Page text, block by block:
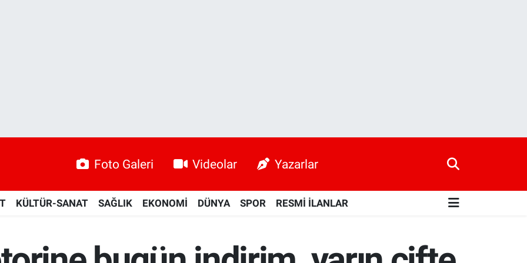
Foto Galeri Videolar Yazarlar
KÜLTÜR-SANAT SAĞLIK EKONOMİ DÜNYA SPOR RESMİ İLANLAR